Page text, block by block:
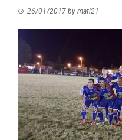
26/01/2017 by mati21